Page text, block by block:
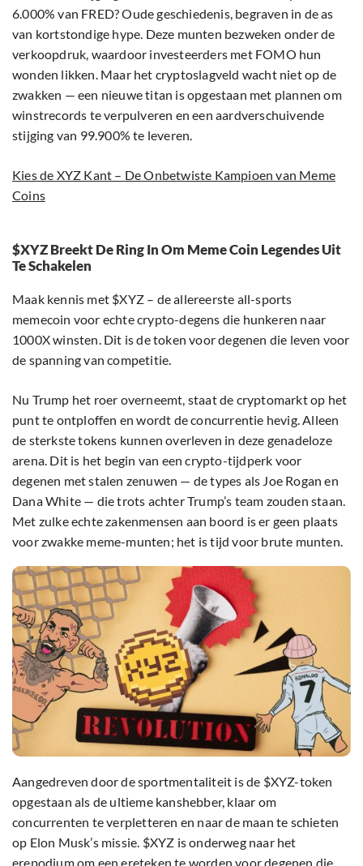
6.000% van FRED? Oude geschiedenis, begraven in de as
van kortstondige hype. Deze munten bezweken onder de
verkoopdruk, waardoor investeerders met FOMO hun
wonden likken. Maar het cryptoslagveld wacht niet op de
zwakken — een nieuwe titan is opgestaan met plannen om
winstrecords te verpulveren en een aardverschuivende
stijging van 99.900% te leveren.
Kies de XYZ Kant – De Onbetwiste Kampioen van Meme
Coins
$XYZ Breekt De Ring In Om Meme Coin Legendes Uit
Te Schakelen
Maak kennis met $XYZ – de allereerste all-sports
memecoin voor echte crypto-degens die hunkeren naar
1000X winsten. Dit is de token voor degenen die leven voor
de spanning van competitie.
Nu Trump het roer overneemt, staat de cryptomarkt op het
punt te ontploffen en wordt de concurrentie hevig. Alleen
de sterkste tokens kunnen overleven in deze genadeloze
arena. Dit is het begin van een crypto-tijdperk voor
degenen met stalen zenuwen — de types als Joe Rogan en
Dana White — die trots achter Trump’s team zouden staan.
Met zulke echte zakenmensen aan boord is er geen plaats
voor zwakke meme-munten; het is tijd voor brute munten.
Aangedreven door de sportmentaliteit is de $XYZ-token
opgestaan als de ultieme kanshebber, klaar om
concurrenten te verpletteren en naar de maan te schieten
op Elon Musk’s missie. $XYZ is onderweg naar het
erepodium om een ereteken te worden voor degenen die